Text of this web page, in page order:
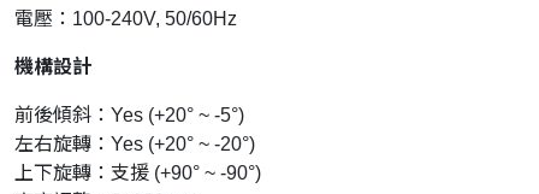
電壓：100-240V, 50/60Hz
機構設計
前後傾斜：Yes (+20° ~ -5°)
左右旋轉：Yes (+20° ~ -20°)
上下旋轉：支援 (+90° ~ -90°)